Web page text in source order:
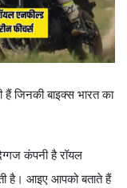
जिनकी बाइक्स भारत का
कंपनी है रॉयल
है। आइए आपको बताते हैं